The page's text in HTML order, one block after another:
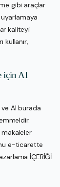
gibi araçlar
uyarlamaya
kaliteyi
kullanır,
için AI
AI burada
makaleler
e-ticarette
İÇERİĞİ